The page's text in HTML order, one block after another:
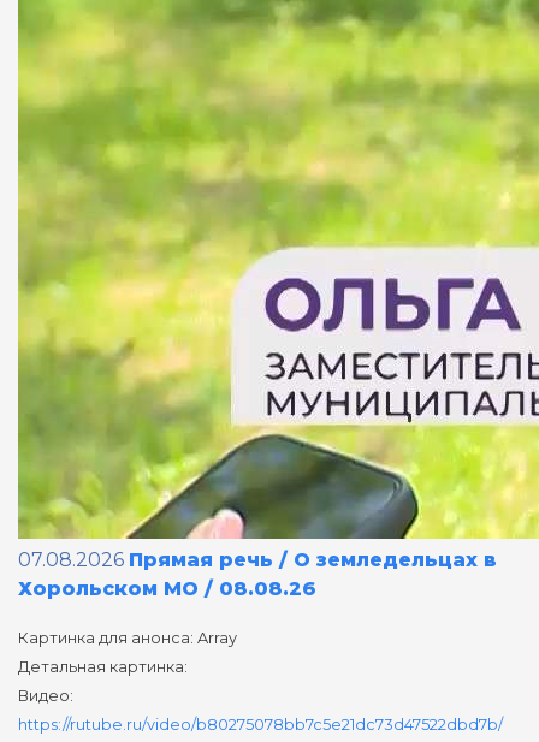
07.08.2026 Прямая речь / О земледельцах в
Хорольском МО / 08.08.26
Картинка для анонса: Array
Детальная картинка:
Видео:
https://rutube.ru/video/b80275078bb7c5e21dc73d47522dbd7b/